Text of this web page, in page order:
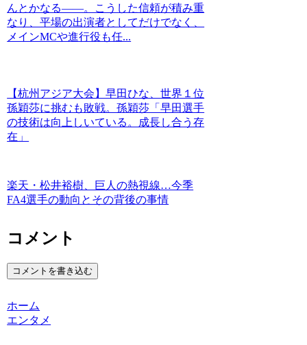
んとかなる――。こうした信頼が積み重
なり、平場の出演者としてだけでなく、
メインMCや進行役も任...
【杭州アジア大会】早田ひな、世界１位
孫穎莎に挑むも敗戦。孫穎莎「早田選手
の技術は向上しいている。成長し合う存
在」
楽天・松井裕樹、巨人の熱視線…今季
FA4選手の動向とその背後の事情
コメント
コメントを書き込む
ホーム
エンタメ